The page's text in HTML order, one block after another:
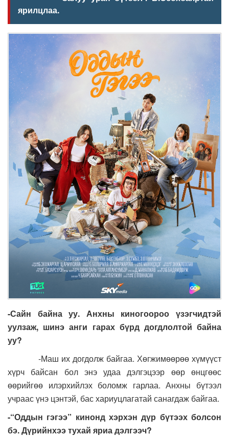
ярилцлаа.
-Сайн байна уу. Анхны киногоороо үзэгчидтэй
уулзаж, шинэ анги гарах бүрд догдлолтой байна
уу?
-Маш их догдолж байгаа. Хөгжимөөрөө хүмүүст
хүрч байсан бол энэ удаа дэлгэцээр өөр өнцгөөс
өөрийгөө илэрхийлэх боломж гарлаа. Анхны бүтээл
учраас үнэ цэнтэй, бас хариуцлагатай санагдаж байгаа.
-“Оддын гэгээ” кинонд хэрхэн дүр бүтээх болсон
бэ. Дүрийнхээ тухай яриа дэлгээч?